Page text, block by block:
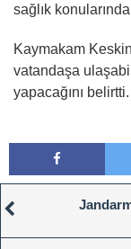
sağlık
Kaymakam
vatandaşa
yapacağını belirtti.